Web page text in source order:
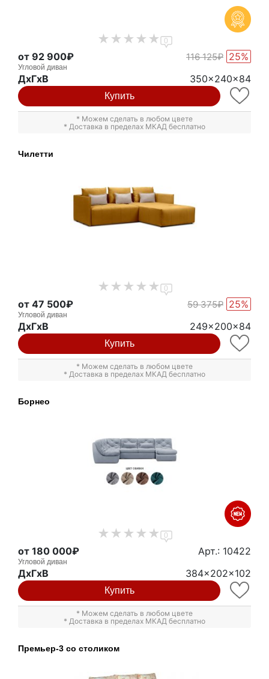
0
от 92 900₽ 116 125₽ 25%
Угловой диван
ДxГxВ 350x240x84
Купить
* Можем сделать в любом цвете
* Доставка в пределах МКАД бесплатно
Чилетти
0
от 47 500₽ 59 375₽ 25%
Угловой диван
ДxГxВ 249x200x84
Купить
* Можем сделать в любом цвете
* Доставка в пределах МКАД бесплатно
Борнео
0
от 180 000₽ Арт.: 10422
Угловой диван
ДxГxВ 384x202x102
Купить
* Можем сделать в любом цвете
* Доставка в пределах МКАД бесплатно
Премьер-3 со столиком